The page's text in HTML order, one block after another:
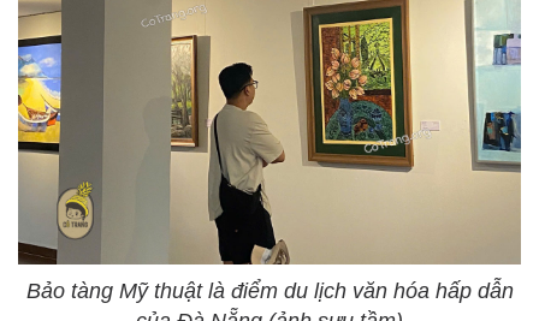
Bảo tàng Mỹ thuật là điểm du lịch văn hóa hấp dẫn